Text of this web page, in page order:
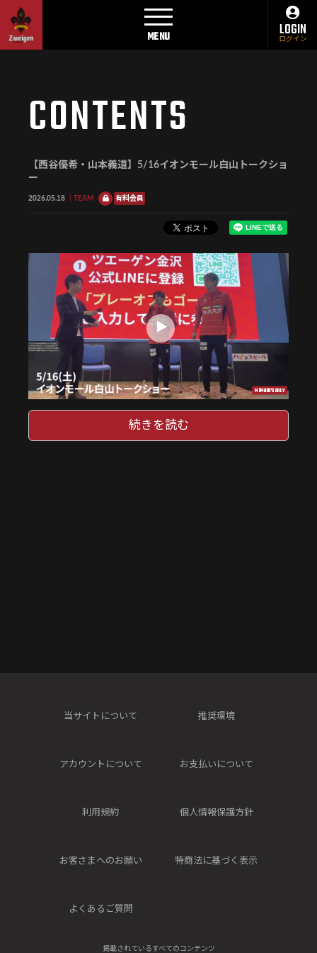
MENU LOGIN
ログイン
CONTENTS
【西谷優希・山本義道】5/16イオンモール白山トークショ
ー
2026.05.18 TEAM 有料会員
MEMBER'S ONLY
続きを読む
当サイトについて 推奨環境
アカウントについて お支払いについて
利用規約 個人情報保護方針
お客さまへのお願い 特商法に基づく表示
よくあるご質問
掲載されているすべてのコンテンツ